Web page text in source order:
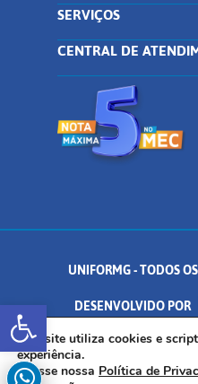
Abrir a barra de
SERVIÇOS
CENTRAL DE
UNIFORMG - TODOS
DESENVOLVIDO POR
AV. DR. ARNALDO DE SENNA,
Este site utiliza cookies e
experiência.
Acesse nossa Política de